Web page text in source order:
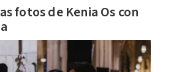
fotos de Kenia Os con